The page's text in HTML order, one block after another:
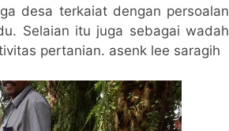
desa terkaiat dengan persoalan
Selaian itu juga sebagai wadah
pertanian. asenk lee saragih